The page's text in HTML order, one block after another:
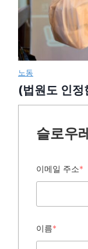
노동
(법원도 인정
슬로우
이메일 주소*
이름*